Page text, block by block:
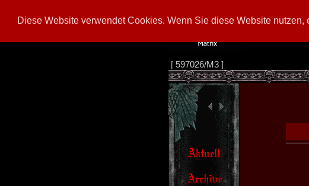
Diese Website verwendet Cookies. Wenn Sie diese Website
[ 597026/M3]